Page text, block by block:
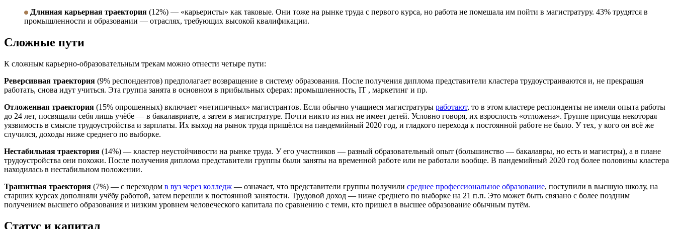
Длинная карьерная траектория (12%) — «карьеристы» как таковые. Они тоже на рынке труда с первого курса, но работа не помешала им пойти в магистратуру. 43% трудятся в
промышленности и образовании — отраслях, требующих высокой квалификации.
Сложные пути
К сложным карьерно-образовательным трекам можно отнести четыре пути:
Реверсивная траектория (9% респондентов) предполагает возвращение в систему образования. После получения диплома представители кластера трудоустраиваются и, не прекращая
работать, снова идут учиться. Эта группа занята в основном в прибыльных сферах: промышленность, IT , маркетинг и пр.
Отложенная траектория (15% опрошенных) включает «нетипичных» магистрантов. Если обычно учащиеся магистратуры работают, то в этом кластере респонденты не имели опыта работы
до 24 лет, посвящали себя лишь учёбе — в бакалавриате, а затем в магистратуре. Почти никто из них не имеет детей. Условно говоря, их взрослость «отложена». Группе присуща некоторая
уязвимость в смысле трудоустройства и зарплаты. Их выход на рынок труда пришёлся на пандемийный 2020 год, и гладкого перехода к постоянной работе не было. У тех, у кого он всё же
случился, доходы ниже среднего по выборке.
Нестабильная траектория (14%) — кластер неустойчивости на рынке труда. У его участников — разный образовательный опыт (большинство — бакалавры, но есть и магистры), а в плане
трудоустройства они похожи. После получения диплома представители группы были заняты на временной работе или не работали вообще. В пандемийный 2020 год более половины кластера
находилась в нестабильном положении.
Транзитная траектория (7%) — с переходом в вуз через колледж — означает, что представители группы получили среднее профессиональное образование, поступили в высшую школу, на
старших курсах дополняли учёбу работой, затем перешли к постоянной занятости. Трудовой доход — ниже среднего по выборке на 21 п.п. Это может быть связано с более поздним
получением высшего образования и низким уровнем человеческого капитала по сравнению с теми, кто пришел в высшее образование обычным путём.
Статус и капитал